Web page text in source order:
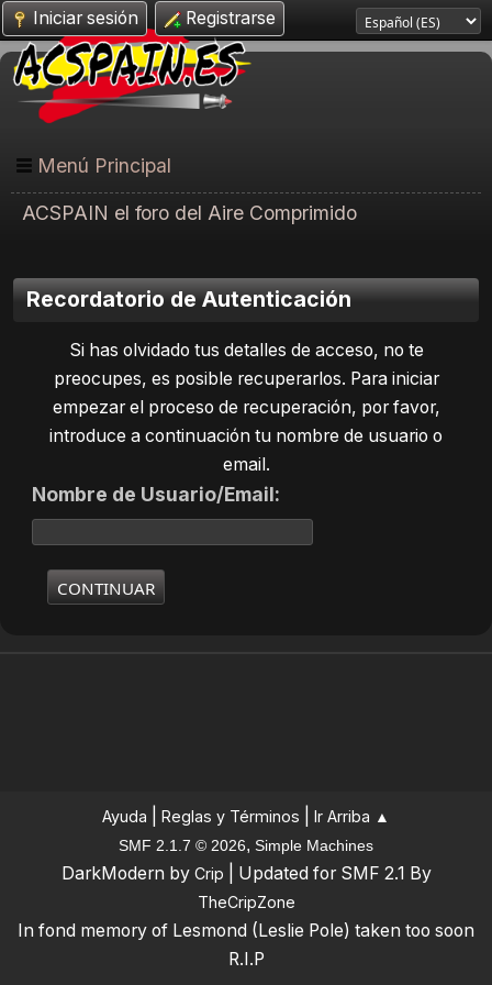
Iniciar sesión Registrarse
Menú Principal
ACSPAIN el foro del Aire Comprimido
Recordatorio de Autenticación
Si has olvidado tus detalles de acceso, no te
preocupes, es posible recuperarlos. Para iniciar
empezar el proceso de recuperación, por favor,
introduce a continuación tu nombre de usuario o
email.
Nombre de Usuario/Email:
Ayuda Reglas y Términos Ir Arriba ▲
SMF 2.1.7 © 2026, Simple Machines
DarkModern by Crip | Updated for SMF 2.1 By
TheCripZone
In fond memory of Lesmond (Leslie Pole) taken too soon
R.I.P